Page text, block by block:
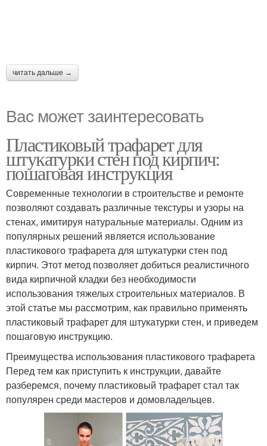
читать дальше →
Вас может заинтересовать
Пластиковый трафарет для
штукатурки стен под кирпич:
пошаговая инструкция
Современные технологии в строительстве и ремонте
позволяют создавать различные текстуры и узоры на
стенах, имитируя натуральные материалы. Одним из
популярных решений является использование
пластикового трафарета для штукатурки стен под
кирпич. Этот метод позволяет добиться реалистичного
вида кирпичной кладки без необходимости
использования тяжелых строительных материалов. В
этой статье мы рассмотрим, как правильно применять
пластиковый трафарет для штукатурки стен, и приведем
пошаговую инструкцию.
Преимущества использования пластикового трафарета
Перед тем как приступить к инструкции, давайте
разберемся, почему пластиковый трафарет стал так
популярен среди мастеров и домовладельцев.